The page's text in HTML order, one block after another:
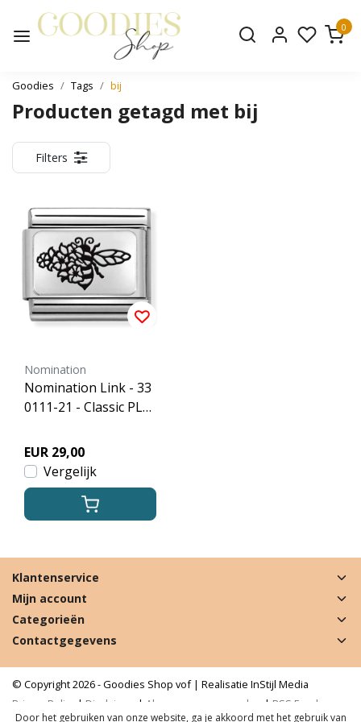
0
Goodies Tags bij
Producten getagd met bij
Filters
Nomination
Nomination Link - 33
0111-21 - Classic PLA
EUR 29,00
Vergelijk
Klantenservice
Mijn account
Categorieën
Contactgegevens
© Copyright 2026 - Goodies Shop vof | Realisatie InStijl Media
Privacy Policy
| Disclaimer | Algemene voorwaarden | RSS Feed
Door het gebruiken van onze website, ga je akkoord met het gebruik van